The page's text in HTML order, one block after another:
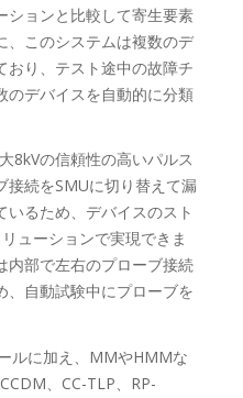
ションと比較して寄生要素
、このシステムは複数のデ
おり、テスト途中の故障チ
のデバイスを自動的に分類
8kVの信頼性の高いパルス
接続をSMUに切り替えて漏
るため、デバイスのスト
ューションで実現できま
内部で左右のプローブ接続
、自動試験中にプローブを
ルに加え、MMやHMMな
、CC-TLP、RP-